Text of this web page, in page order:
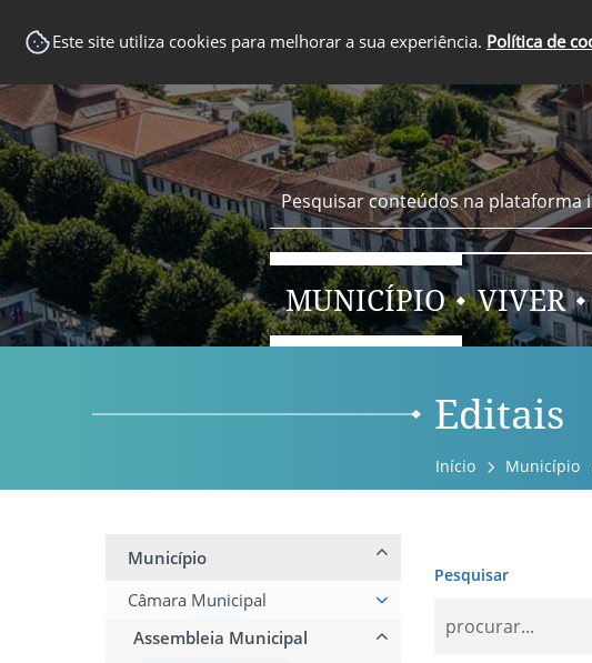
Este site utiliza cookies para melhorar a sua experiência. Política de
MUNICÍPIO VIVER
Editais
Início Município
Município
Câmara Municipal
Assembleia Municipal
Pesquisar